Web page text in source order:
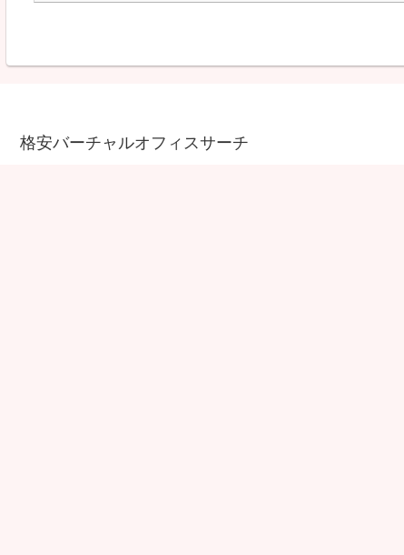
格安バーチャルオフィスサーチ